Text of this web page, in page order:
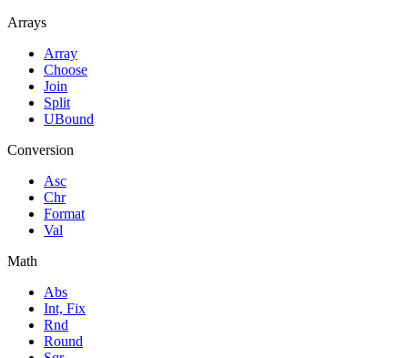
Arrays
Array
Choose
Join
Split
UBound
Conversion
Asc
Chr
Format
Val
Math
Abs
Int, Fix
Rnd
Round